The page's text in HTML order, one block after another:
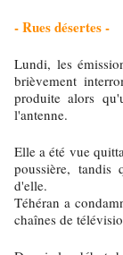
- Rues désertes -
Lundi, les
brièvement
produite alors
l'antenne.
Elle a été vue
poussière, tandis
d'elle.
Téhéran a
chaînes de